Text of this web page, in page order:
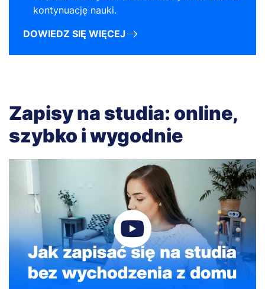
kontynuację nauki.
DOWIEDZ SIĘ WIĘCEJ
Zapisy na studia: online,
szybko i wygodnie